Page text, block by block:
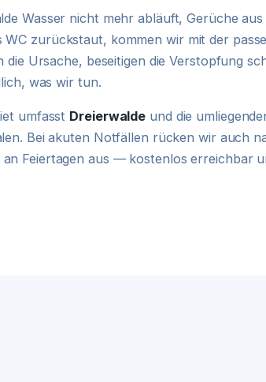
Wasser nicht mehr abläuft, Gerüche
WC zurückstaut, kommen wir mit der
Ursache, beseitigen die Verstopfung
was wir tun.
umfasst Dreierwalde und die
Bei akuten Notfällen rücken wir auch
an Feiertagen aus — kostenlos erreichbar